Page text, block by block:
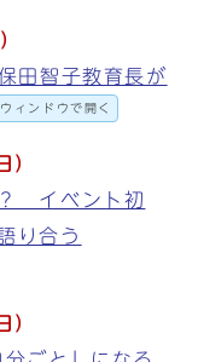
田智子教育長が
ィンドウで開く
）
イベント初
り合う
）